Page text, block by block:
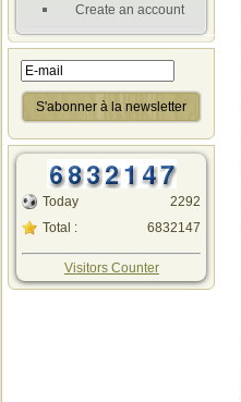
Create an account
Today
Total :
2292
6832147
Visitors Counter